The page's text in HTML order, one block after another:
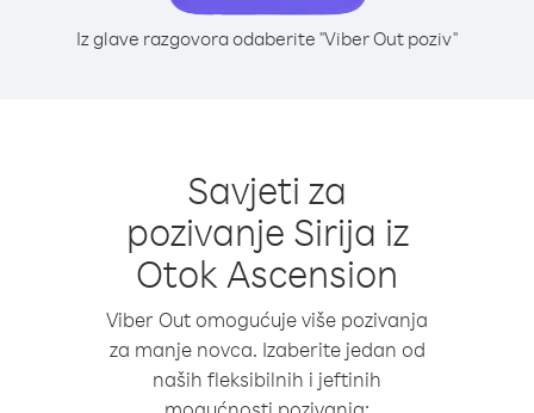
Iz glave razgovora odaberite "Viber Out poziv"
Savjeti za
pozivanje Sirija iz
Otok Ascension
Viber Out omogućuje više pozivanja
za manje novca. Izaberite jedan od
naših fleksibilnih i jeftinih